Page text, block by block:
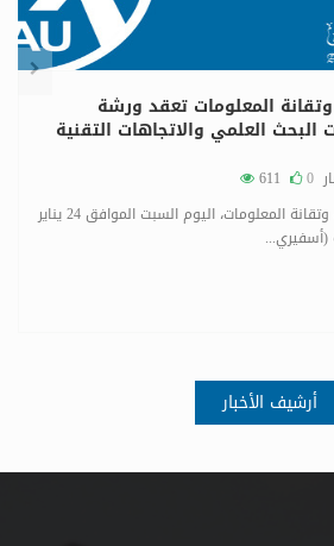
المعلومات تعقد ورشة
العلمي والاتجاهات التقنية
0
611
نظمت كلية علوم الحاسوب وتقانة المعلومات، اليوم السبت الموافق 24 يناير
أرشيف الأخبار